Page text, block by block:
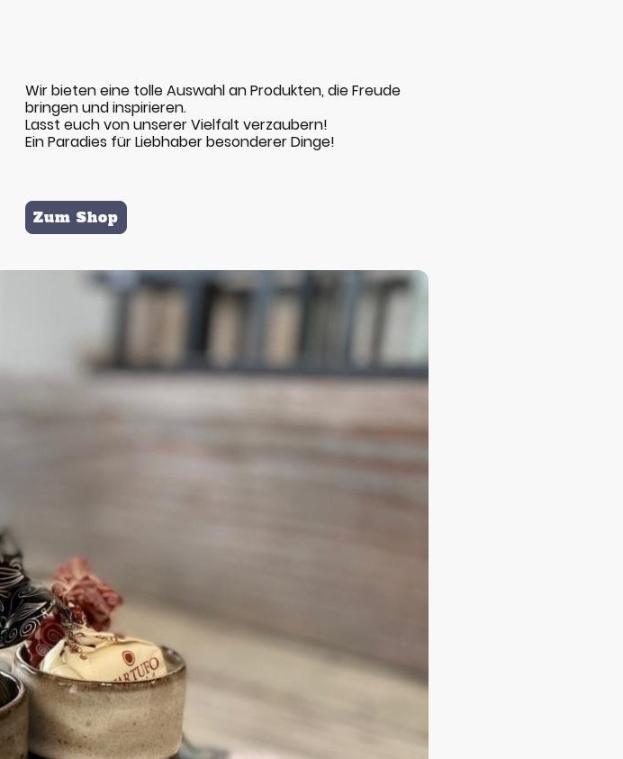
Wir bieten eine tolle Auswahl an Produkten, die Freude
bringen und inspirieren.
Lasst euch von unserer Vielfalt verzaubern!
Ein Paradies für Liebhaber besonderer Dinge!
Zum Shop